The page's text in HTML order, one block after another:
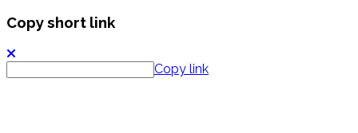
Copy short link
Copy link